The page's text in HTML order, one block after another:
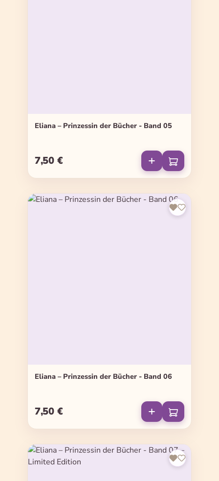
Eliana – Prinzessin der Bücher - Band 05
Regulärer Preis:
7,50 €
Eliana – Prinzessin der Bücher - Band 06
Regulärer Preis:
7,50 €